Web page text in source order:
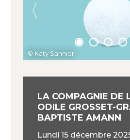
© Katy Sannier
© Christophe Raynaud de Lage
© Kew TJ
© Christophe Raynaud de Lage
© Christophe Raynaud de Lage
LA COMPAGNIE DE
ODILE GROSSET-
BAPTISTE AMANN
lundi 15 décembre